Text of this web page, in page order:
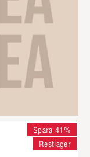
Spara 41%
Restlager